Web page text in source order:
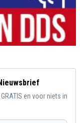
en voor niets in